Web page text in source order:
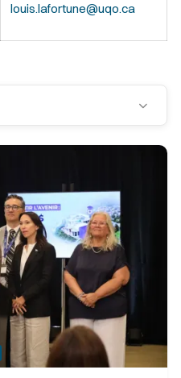
louis.lafortune@uqo.ca